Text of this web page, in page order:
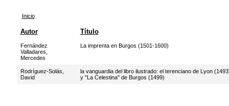
Inicio
Autor Título
Fernández
Valladares,
Mercedes
La imprenta en Burgos (1501-1600)
Rodríguez-Solás,
David
la vanguardia del libro ilustrado: el terenciano de Lyon
y "La Celestina" de Burgos (1499)